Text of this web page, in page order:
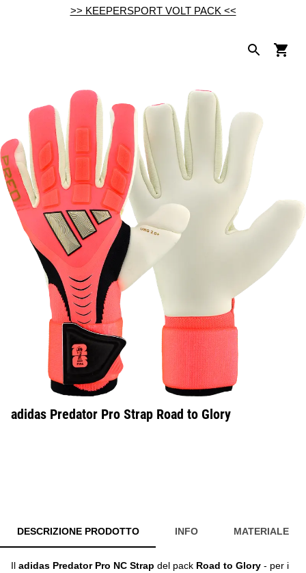
>> KEEPERSPORT VOLT PACK <<
adidas Predator Pro Strap Road to Glory
DESCRIZIONE PRODOTTO INFO MATERIALE
Il adidas Predator Pro NC Strap del pack Road to Glory - per i